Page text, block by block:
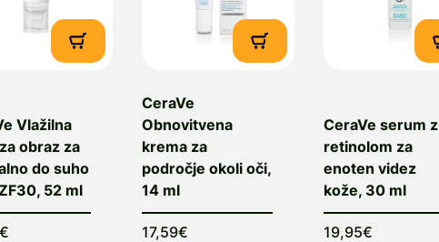
Vlažilna
obraz za
do suho
52 ml
CeraVe
Obnovitvena
krema za
področje okoli oči,
14 ml
17,59€
CeraVe serum z
retinolom za
enoten videz
kože, 30 ml
19,95€